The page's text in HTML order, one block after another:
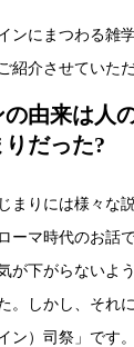
ンにまつわる雑
紹介させていただ
由来は人
だった?
まりには様々な
ーマ時代のお話
が下がらないよ
。しかし、それ
ン）司祭」です。